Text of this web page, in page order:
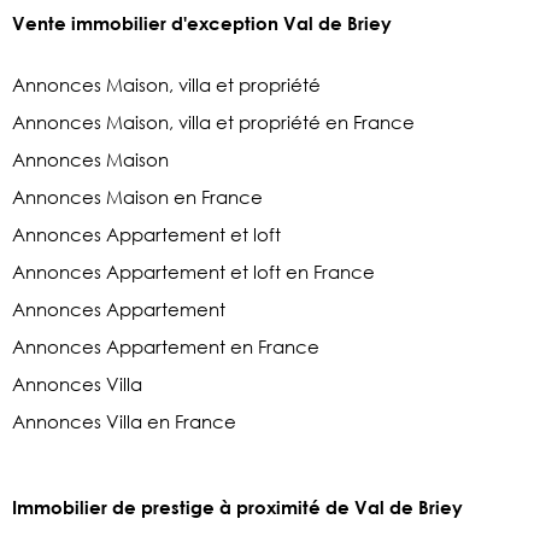
Vente immobilier d'exception Val de Briey
Annonces Maison, villa et propriété
Annonces Maison, villa et propriété en France
Annonces Maison
Annonces Maison en France
Annonces Appartement et loft
Annonces Appartement et loft en France
Annonces Appartement
Annonces Appartement en France
Annonces Villa
Annonces Villa en France
Immobilier de prestige à proximité de Val de Briey